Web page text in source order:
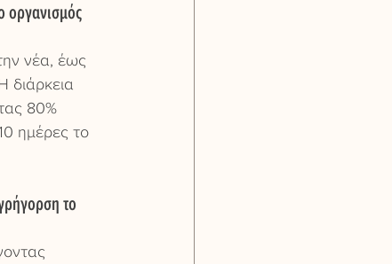
οργανισμός
νέα, έως
διάρκεια
80%
ημέρες το
το